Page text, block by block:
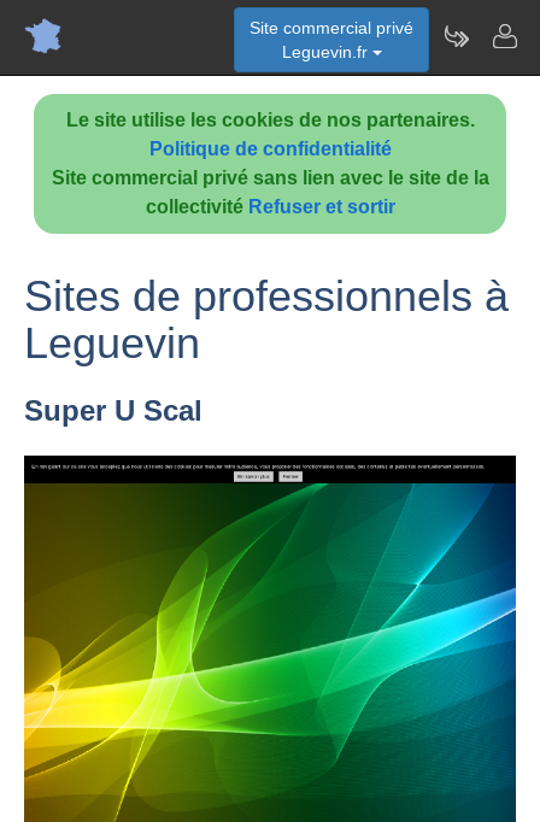
Le site utilise les cookies de nos partenaires.
Politique de confidentialité
Site commercial privé sans lien avec le site de la
collectivité Refuser et sortir
Site commercial privé
Leguevin.fr
Sites de professionnels à
Leguevin
Super U Scal